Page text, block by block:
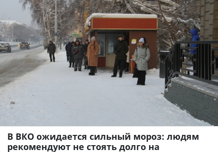
В ВКО ожидается сильный мороз: людям
рекомендуют не стоять долго на